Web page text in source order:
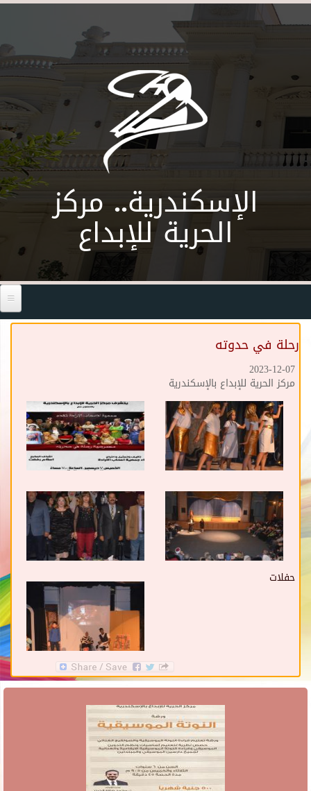
Skip to main content
الإسكندرية.. مركز
الحرية للإبداع
رحلة في حدوته
2023-12-07
مركز الحرية للإبداع بالإسكندرية
حفلات